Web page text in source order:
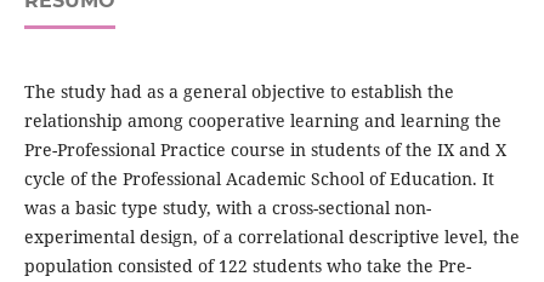
The study had as a general objective to establish the
relationship among cooperative learning and learning the
Pre-Professional Practice course in students of the IX and X
cycle of the Professional Academic School of Education. It
was a basic type study, with a cross-sectional non-
experimental design, of a correlational descriptive level, the
population consisted of 122 students who take the Pre-